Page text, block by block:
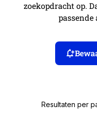
zoekopdracht op.
Resultaten per